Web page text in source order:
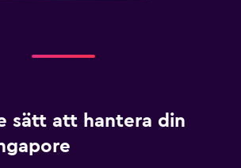
sätt att hantera din